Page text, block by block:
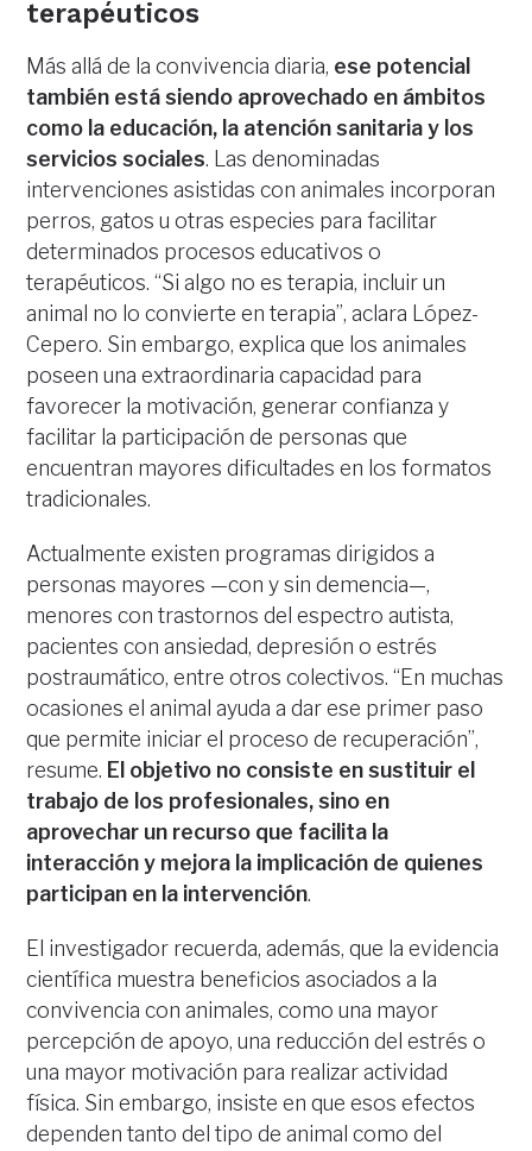
terapéuticos
Más allá de la convivencia diaria, ese potencial
también está siendo aprovechado en ámbitos
como la educación, la atención sanitaria y los
servicios sociales. Las denominadas
intervenciones asistidas con animales incorporan
perros, gatos u otras especies para facilitar
determinados procesos educativos o
terapéuticos. “Si algo no es terapia, incluir un
animal no lo convierte en terapia”, aclara López-
Cepero. Sin embargo, explica que los animales
poseen una extraordinaria capacidad para
favorecer la motivación, generar confianza y
facilitar la participación de personas que
encuentran mayores dificultades en los formatos
tradicionales.
Actualmente existen programas dirigidos a
personas mayores —con y sin demencia—,
menores con trastornos del espectro autista,
pacientes con ansiedad, depresión o estrés
postraumático, entre otros colectivos. “En muchas
ocasiones el animal ayuda a dar ese primer paso
que permite iniciar el proceso de recuperación”,
resume. El objetivo no consiste en sustituir el
trabajo de los profesionales, sino en
aprovechar un recurso que facilita la
interacción y mejora la implicación de quienes
participan en la intervención.
El investigador recuerda, además, que la evidencia
científica muestra beneficios asociados a la
convivencia con animales, como una mayor
percepción de apoyo, una reducción del estrés o
una mayor motivación para realizar actividad
física. Sin embargo, insiste en que esos efectos
dependen tanto del tipo de animal como del